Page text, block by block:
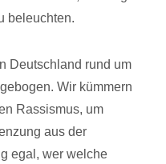
beleuchten.
Deutschland rund um
Wir kümmern
Rassismus, um
aus der
egal, wer welche